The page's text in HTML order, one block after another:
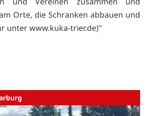
Orte, die Schranken abbauen und
unter www.kuka-trier.de)"